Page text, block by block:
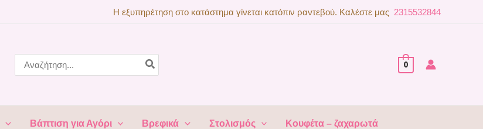
Η εξυπηρέτηση στο κατάστημα γίνεται κατόπιν ραντεβού. Καλέστε μας 2315532844
for:
0
Βάπτιση για Αγόρι Βρεφικά Στολισμός Κουφέτα – ζαχαρωτά